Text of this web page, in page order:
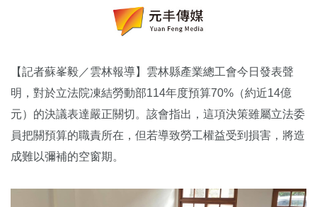
【記者蘇峯毅／雲林報導】雲林縣產業總工會今日發表聲
明，對於立法院凍結勞動部114年度預算70%（約近14億
元）的決議表達嚴正關切。該會指出，這項決策雖屬立法委
員把關預算的職責所在，但若導致勞工權益受到損害，將造
成難以彌補的空窗期。